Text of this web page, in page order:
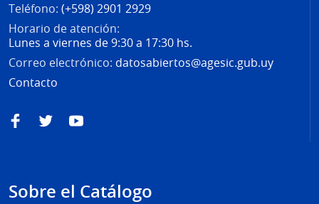
Teléfono: (+598) 2901 2929
Horario de atención:
Lunes a viernes de 9:30 a 17:30 hs.
Correo electrónico: datosabiertos@agesic.gub.uy
Contacto
FacebookTwitterYouTube
Sobre el Catálogo